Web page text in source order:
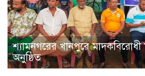
শ্যামনগরের খানপুরে
অনুষ্ঠিত